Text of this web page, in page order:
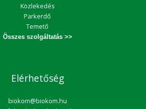
Közlekedés
Parkerdő
Temető
Összes szolgáltatás >>
Elérhetőség
biokom@biokom.hu